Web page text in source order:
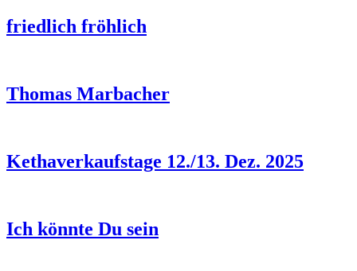
friedlich fröhlich
Thomas Marbacher
Kethaverkaufstage 12./13. Dez. 2025
Ich könnte Du sein